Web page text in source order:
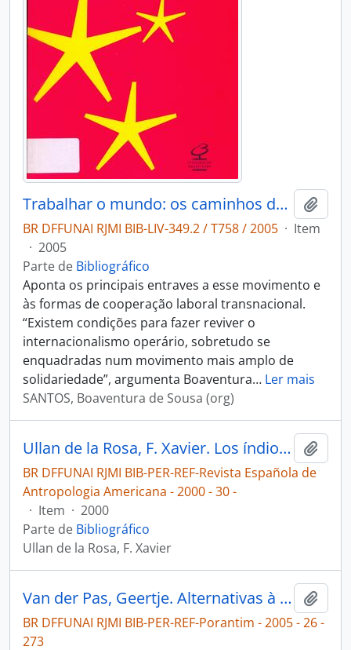
Trabalhar o mundo: os caminhos do novo internacionalismo operário.
BR DFFUNAI RJMI BIB-LIV-349.2 / T758 / 2005 · Item
· 2005
Parte de Bibliográfico
Aponta os principais entraves a esse movimento e
às formas de cooperação laboral transnacional.
“Existem condições para fazer reviver o
internacionalismo operário, sobretudo se
enquadradas num movimento mais amplo de
solidariedade”, argumenta Boaventura… Ler mais
SANTOS, Boaventura de Sousa (org)
Ullan de la Rosa, F. Xavier. Los índios ticuna del alto Amazonas antes los procesos actuales de cambio cultural e globalización [Revista Española de Antropologia Americana]
BR DFFUNAI RJMI BIB-PER-REF-Revista Española de
Antropologia Americana - 2000 - 30 -
· Item · 2000
Parte de Bibliográfico
Ullan de la Rosa, F. Xavier
Van der Pas, Geertje. Alternativas à globalização: experiências em ação [Porantim]
BR DFFUNAI RJMI BIB-PER-REF-Porantim - 2005 - 26 -
273